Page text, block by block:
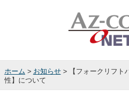
ホーム > お知らせ> 【フォークリフト
性】について